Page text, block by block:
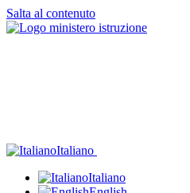
Salta al contenuto
Italiano
Italiano